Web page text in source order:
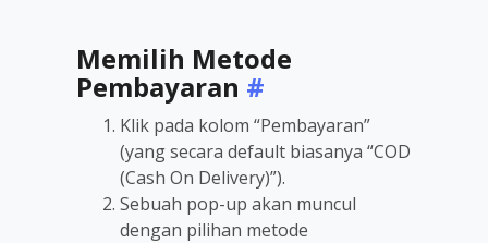
Memilih Metode
Pembayaran #
Klik pada kolom “Pembayaran”
(yang secara default biasanya “COD
(Cash On Delivery)”).
Sebuah pop-up akan muncul
dengan pilihan metode